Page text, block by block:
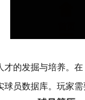
的发掘与培养。
员数据库。玩家